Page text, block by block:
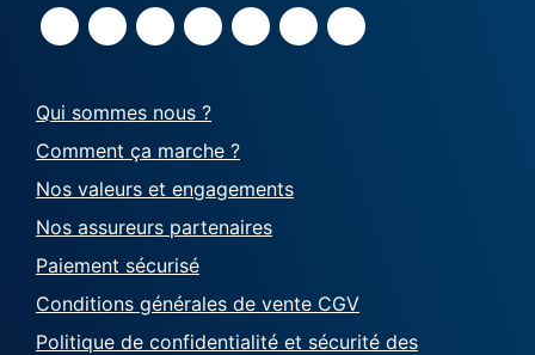
Qui sommes nous ?
Comment ça marche ?
Nos valeurs et engagements
Nos assureurs partenaires
Paiement sécurisé
Conditions générales de vente CGV
Politique de confidentialité et sécurité des